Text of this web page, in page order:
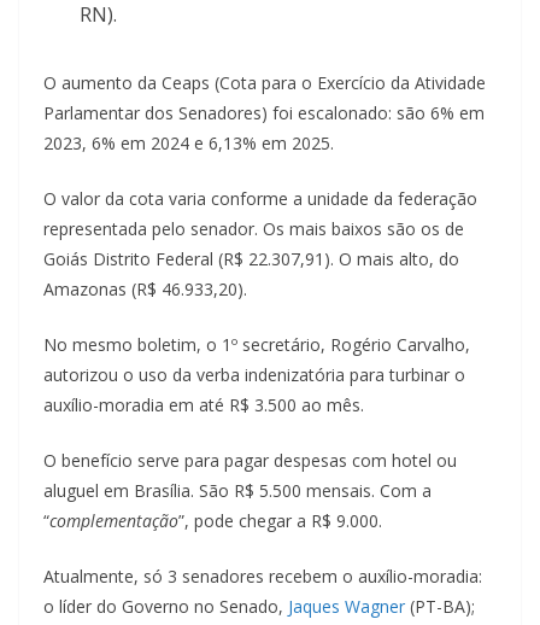
RN).
O aumento da Ceaps (Cota para o Exercício da Atividade
Parlamentar dos Senadores) foi escalonado: são 6% em
2023, 6% em 2024 e 6,13% em 2025.
O valor da cota varia conforme a unidade da federação
representada pelo senador. Os mais baixos são os de
Goiás Distrito Federal (R$ 22.307,91). O mais alto, do
Amazonas (R$ 46.933,20).
No mesmo boletim, o 1º secretário, Rogério Carvalho,
autorizou o uso da verba indenizatória para turbinar o
auxílio-moradia em até R$ 3.500 ao mês.
O benefício serve para pagar despesas com hotel ou
aluguel em Brasília. São R$ 5.500 mensais. Com a
“complementação”, pode chegar a R$ 9.000.
Atualmente, só 3 senadores recebem o auxílio-moradia:
o líder do Governo no Senado, Jaques Wagner (PT-BA);